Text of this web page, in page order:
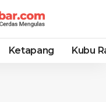
Ketapang Kubu